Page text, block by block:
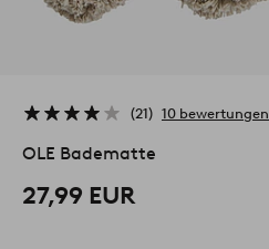
21 10 bewertungen
OLE Badematte
27,99 EUR